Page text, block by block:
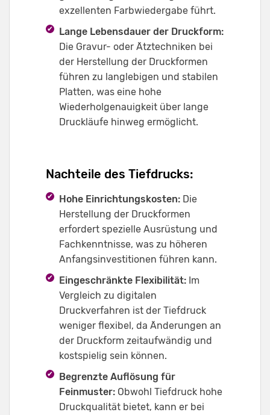
exzellenten Farbwiedergabe führt.
Lange Lebensdauer der Druckform:
Die Gravur- oder Ätztechniken bei
der Herstellung der Druckformen
führen zu langlebigen und stabilen
Platten, was eine hohe
Wiederholgenauigkeit über lange
Druckläufe hinweg ermöglicht.
Nachteile des Tiefdrucks:
Hohe Einrichtungskosten: Die
Herstellung der Druckformen
erfordert spezielle Ausrüstung und
Fachkenntnisse, was zu höheren
Anfangsinvestitionen führen kann.
Eingeschränkte Flexibilität: Im
Vergleich zu digitalen
Druckverfahren ist der Tiefdruck
weniger flexibel, da Änderungen an
der Druckform zeitaufwändig und
kostspielig sein können.
Begrenzte Auflösung für
Feinmuster: Obwohl Tiefdruck hohe
Druckqualität bietet, kann er bei